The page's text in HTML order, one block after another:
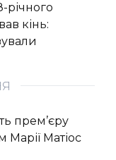
річного
кінь:
прем’єру
Марії Матіос